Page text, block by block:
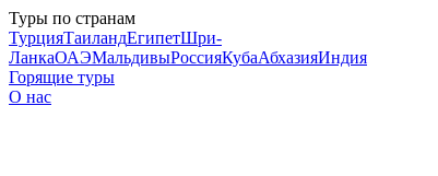
Туры по странам
ТурцияТаиландЕгипетШри-
ЛанкаОАЭМальдивыРоссияКубаАбхазияИндия
Горящие туры
О нас